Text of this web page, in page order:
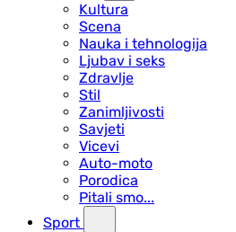
Kultura
Scena
Nauka i tehnologija
Ljubav i seks
Zdravlje
Stil
Zanimljivosti
Savjeti
Vicevi
Auto-moto
Porodica
Pitali smo...
Sport